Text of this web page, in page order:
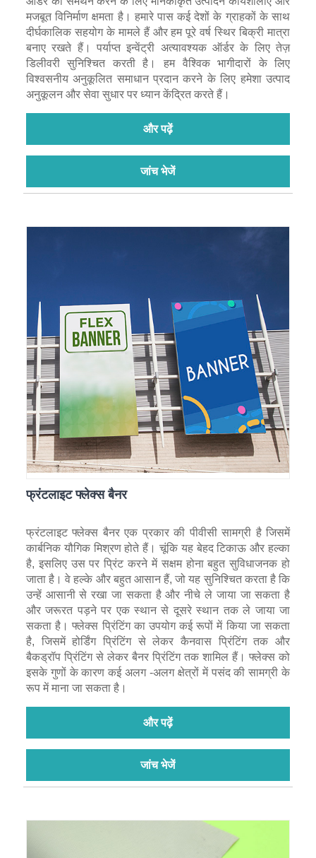
मजबूत विनिर्माण क्षमता है। हमारे पास कई देशों के ग्राहकों के साथ
दीर्घकालिक सहयोग के मामले हैं और हम पूरे वर्ष स्थिर बिक्री मात्रा
बनाए रखते हैं। पर्याप्त इन्वेंट्री अत्यावश्यक ऑर्डर के लिए तेज़
डिलीवरी सुनिश्चित करती है। हम वैश्विक भागीदारों के लिए
विश्वसनीय अनुकूलित समाधान प्रदान करने के लिए हमेशा उत्पाद
अनुकूलन और सेवा सुधार पर ध्यान केंद्रित करते हैं।
और पढ़ें
जांच भेजें
फ्रंटलाइट फ्लेक्स बैनर
फ्रंटलाइट फ्लेक्स बैनर एक प्रकार की पीवीसी सामग्री है जिसमें
कार्बनिक यौगिक मिश्रण होते हैं। चूंकि यह बेहद टिकाऊ और हल्का
है, इसलिए उस पर प्रिंट करने में सक्षम होना बहुत सुविधाजनक हो
जाता है। वे हल्के और बहुत आसान हैं, जो यह सुनिश्चित करता है कि
उन्हें आसानी से रखा जा सकता है और नीचे ले जाया जा सकता है
और जरूरत पड़ने पर एक स्थान से दूसरे स्थान तक ले जाया जा
सकता है। फ्लेक्स प्रिंटिंग का उपयोग कई रूपों में किया जा सकता
है, जिसमें होर्डिंग प्रिंटिंग से लेकर कैनवास प्रिंटिंग तक और
बैकड्रॉप प्रिंटिंग से लेकर बैनर प्रिंटिंग तक शामिल हैं। फ्लेक्स को
इसके गुणों के कारण कई अलग -अलग क्षेत्रों में पसंद की सामग्री के
रूप में माना जा सकता है।
और पढ़ें
जांच भेजें